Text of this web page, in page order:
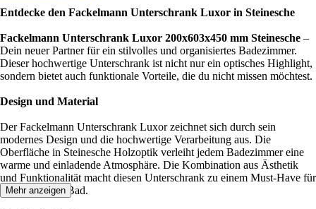
Entdecke den Fackelmann Unterschrank Luxor in Steinesche
Fackelmann Unterschrank Luxor 200x603x450 mm Steinesche –
Dein neuer Partner für ein stilvolles und organisiertes Badezimmer.
Dieser hochwertige Unterschrank ist nicht nur ein optisches Highlight,
sondern bietet auch funktionale Vorteile, die du nicht missen möchtest.
Design und Material
Der Fackelmann Unterschrank Luxor zeichnet sich durch sein
modernes Design und die hochwertige Verarbeitung aus. Die
Oberfläche in Steinesche Holzoptik verleiht jedem Badezimmer eine
warme und einladende Atmosphäre. Die Kombination aus Ästhetik
und Funktionalität macht diesen Unterschrank zu einem Must-Have für
jedes moderne Bad.
Mehr anzeigen